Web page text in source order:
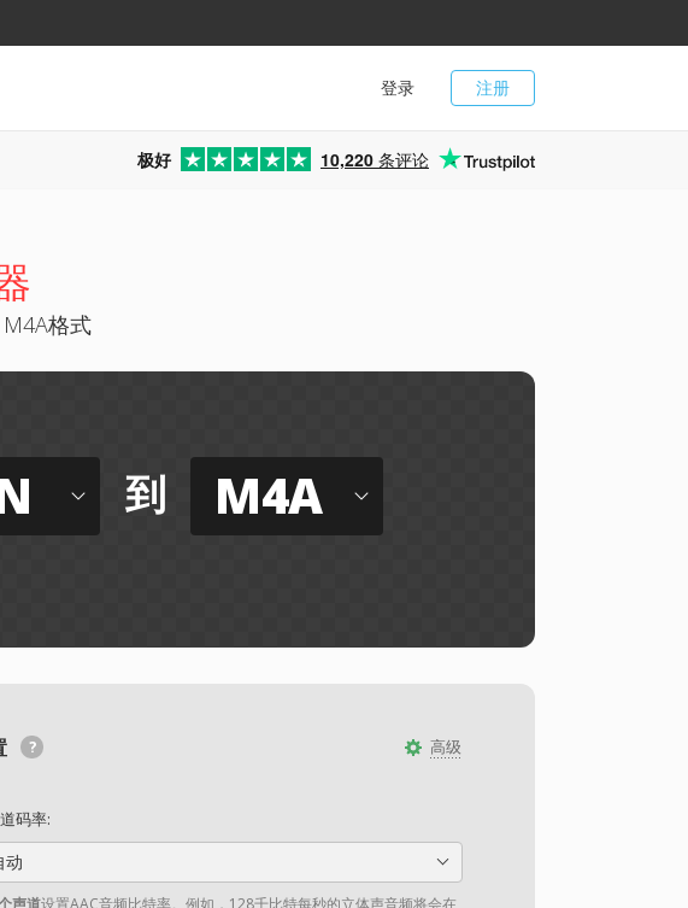
注册
登录
极好 10,220 条评论
格式
到 M4A
高级
码率:
动
声道设置AAC音频比特率。例如，128千比特每秒的立体声音频将会在